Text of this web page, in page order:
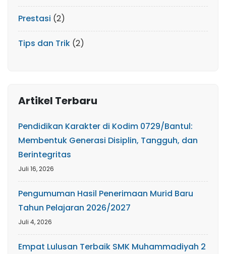
Prestasi (2)
Tips dan Trik (2)
Artikel Terbaru
Pendidikan Karakter di Kodim 0729/Bantul:
Membentuk Generasi Disiplin, Tangguh, dan
Berintegritas
Juli 16, 2026
Pengumuman Hasil Penerimaan Murid Baru
Tahun Pelajaran 2026/2027
Juli 4, 2026
Empat Lulusan Terbaik SMK Muhammadiyah 2